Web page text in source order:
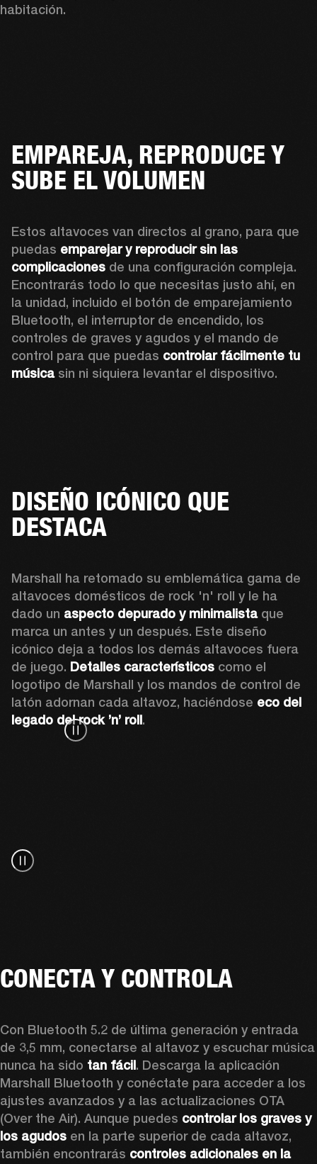
habitación.
EMPAREJA, REPRODUCE Y
SUBE EL VOLUMEN
Estos altavoces van directos al grano, para que
puedas emparejar y reproducir sin las
complicaciones de una configuración compleja.
Encontrarás todo lo que necesitas justo ahí, en
la unidad, incluido el botón de emparejamiento
Bluetooth, el interruptor de encendido, los
controles de graves y agudos y el mando de
control para que puedas controlar fácilmente tu
música sin ni siquiera levantar el dispositivo.
DISEÑO ICÓNICO QUE
DESTACA
Marshall ha retomado su emblemática gama de
altavoces domésticos de rock 'n' roll y le ha
dado un aspecto depurado y minimalista que
marca un antes y un después. Este diseño
icónico deja a todos los demás altavoces fuera
de juego. Detalles característicos como el
logotipo de Marshall y los mandos de control de
latón adornan cada altavoz, haciéndose eco del
legado del rock ’n’ roll.
CONECTA Y CONTROLA
Con Bluetooth 5.2 de última generación y entrada
de 3,5 mm, conectarse al altavoz y escuchar música
nunca ha sido tan fácil. Descarga la aplicación
Marshall Bluetooth y conéctate para acceder a los
ajustes avanzados y a las actualizaciones OTA
(Over the Air). Aunque puedes controlar los graves y
los agudos en la parte superior de cada altavoz,
también encontrarás controles adicionales en la